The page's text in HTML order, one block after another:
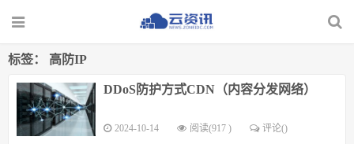
标签： 高防IP
DDoS防护方式CDN（内容分发网络）
2024-10-14 阅读(917 ) 评论()